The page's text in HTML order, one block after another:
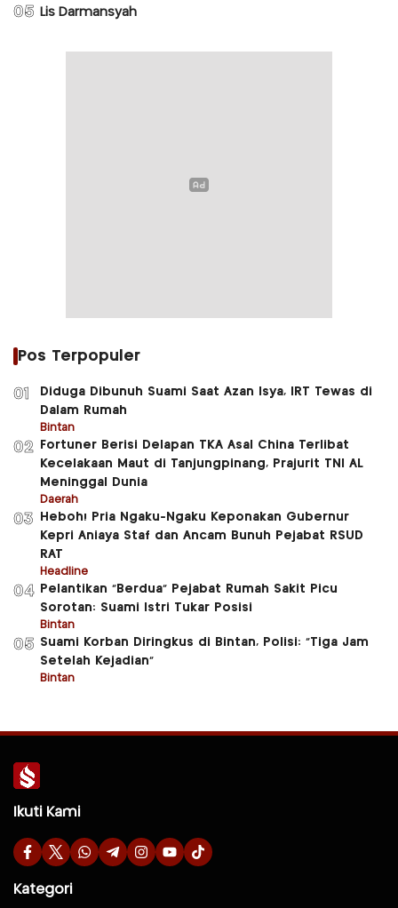
05 Lis Darmansyah
Pos Terpopuler
01
Diduga Dibunuh Suami Saat Azan Isya, IRT Tewas di
Dalam Rumah
Bintan
02
Fortuner Berisi Delapan TKA Asal China Terlibat
Kecelakaan Maut di Tanjungpinang, Prajurit TNI AL
Meninggal Dunia
Daerah
03
Heboh! Pria Ngaku-Ngaku Keponakan Gubernur
Kepri Aniaya Staf dan Ancam Bunuh Pejabat RSUD
RAT
Headline
04
Pelantikan “Berdua” Pejabat Rumah Sakit Picu
Sorotan: Suami Istri Tukar Posisi
Bintan
05 Suami Korban Diringkus di Bintan, Polisi: “Tiga Jam
Setelah Kejadian”
Bintan
Ikuti Kami
Kategori